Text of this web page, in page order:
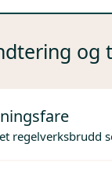
og
regelverksbrudd